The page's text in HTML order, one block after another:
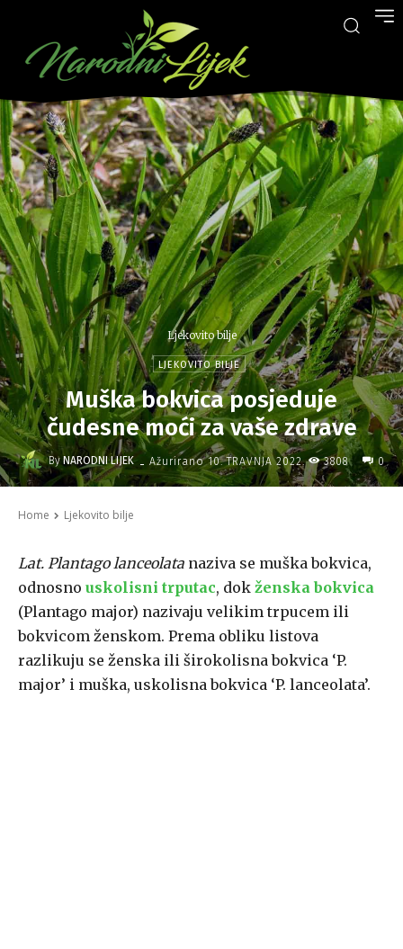
Ljekovito bilje
LJEKOVITO BILJE
Muška bokvica posjeduje
čudesne moći za vaše zdrave
By NARODNI LIJEK - Ažurirano 10. TRAVNJA 2022. 3808 0
Home Ljekovito bilje
Lat. Plantago lanceolata naziva se muška bokvica,
odnosno uskolisni trputac, dok ženska bokvica
(Plantago major) nazivaju velikim trpucem ili
bokvicom ženskom. Prema obliku listova
razlikuju se ženska ili širokolisna bokvica ‘P.
major’ i muška, uskolisna bokvica ‘P. lanceolata’.